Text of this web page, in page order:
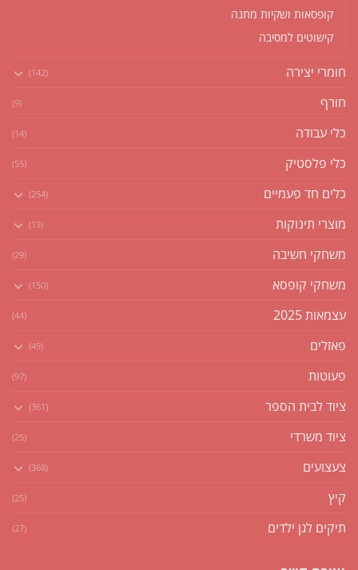
קופסאות ושקיות מתנה
קישוטים למסיבה
חומרי יצירה (142)
חורף (9)
כלי עבודה (14)
כלי פלסטיק (55)
כלים חד פעמיים (254)
מוצרי תינוקות (19)
משחקי חשיבה (29)
משחקי קופסא (150)
עצמאות 2025 (44)
פאזלים (49)
פעוטות (97)
ציוד לבית הספר (361)
ציוד משרדי (25)
צעצועים (368)
קיץ (25)
תיקים לגן ילדים (27)